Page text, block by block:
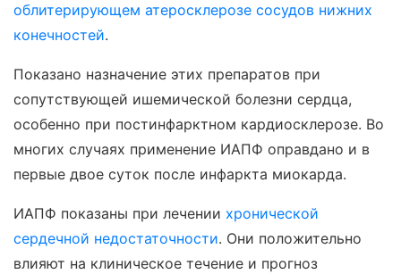
облитерирующем атеросклерозе сосудов нижних
конечностей.
Показано назначение этих препаратов при
сопутствующей ишемической болезни сердца,
особенно при постинфарктном кардиосклерозе. Во
многих случаях применение ИАПФ оправдано и в
первые двое суток после инфаркта миокарда.
ИАПФ показаны при лечении хронической
сердечной недостаточности. Они положительно
влияют на клиническое течение и прогноз